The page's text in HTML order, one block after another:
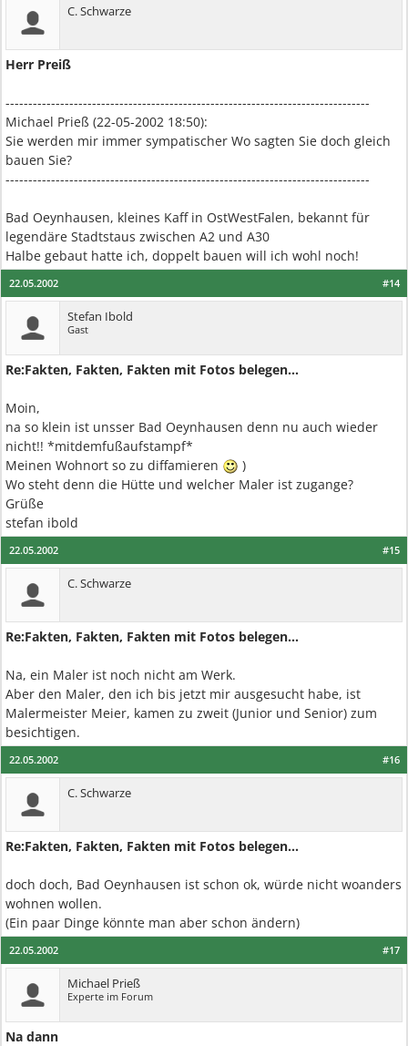
C. Schwarze
Herr Preiß
--------------------------------------------------------------------------------
Michael Prieß (22-05-2002 18:50):
Sie werden mir immer sympatischer Wo sagten Sie doch gleich
bauen Sie?
--------------------------------------------------------------------------------
Bad Oeynhausen, kleines Kaff in OstWestFalen, bekannt für
legendäre Stadtstaus zwischen A2 und A30
Halbe gebaut hatte ich, doppelt bauen will ich wohl noch!
#14
22.05.2002
Stefan Ibold
Gast
Re:Fakten, Fakten, Fakten mit Fotos belegen...
Moin,
na so klein ist unsser Bad Oeynhausen denn nu auch wieder
nicht!! *mitdemfußaufstampf*
Meinen Wohnort so zu diffamieren
)
Wo steht denn die Hütte und welcher Maler ist zugange?
Grüße
stefan ibold
#15
22.05.2002
C. Schwarze
Re:Fakten, Fakten, Fakten mit Fotos belegen...
Na, ein Maler ist noch nicht am Werk.
Aber den Maler, den ich bis jetzt mir ausgesucht habe, ist
Malermeister Meier, kamen zu zweit (Junior und Senior) zum
besichtigen.
#16
22.05.2002
C. Schwarze
Re:Fakten, Fakten, Fakten mit Fotos belegen...
doch doch, Bad Oeynhausen ist schon ok, würde nicht woanders
wohnen wollen.
(Ein paar Dinge könnte man aber schon ändern)
#17
22.05.2002
Michael Prieß
Experte im Forum
Na dann